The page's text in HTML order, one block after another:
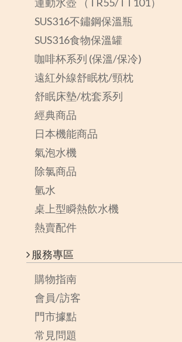
SUS316不鏽鋼保溫瓶
SUS316食物保溫罐
咖啡杯系列 (保溫/保冷)
遠紅外線舒眠枕/頸枕
舒眠床墊/枕套系列
經典商品
日本機能商品
氣泡水機
除氯商品
氫水
桌上型瞬熱飲水機
熱賣配件
服務專區
購物指南
會員/訪客
門市據點
常見問題